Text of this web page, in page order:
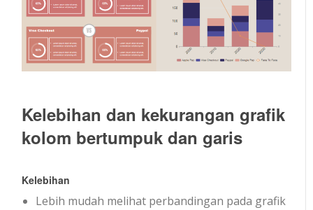
Kelebihan dan kekurangan grafik
kolom bertumpuk dan garis
Kelebihan
Lebih mudah melihat perbandingan pada grafik